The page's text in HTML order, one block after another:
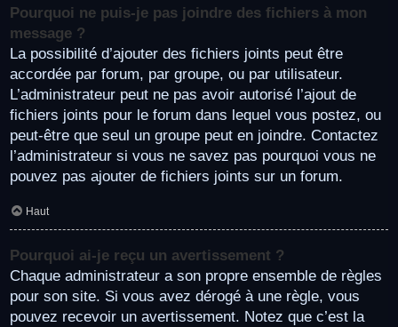
Pourquoi ne puis-je pas joindre des fichiers à mon
message ?
La possibilité d’ajouter des fichiers joints peut être
accordée par forum, par groupe, ou par utilisateur.
L’administrateur peut ne pas avoir autorisé l’ajout de
fichiers joints pour le forum dans lequel vous postez, ou
peut-être que seul un groupe peut en joindre. Contactez
l’administrateur si vous ne savez pas pourquoi vous ne
pouvez pas ajouter de fichiers joints sur un forum.
Haut
Pourquoi ai-je reçu un avertissement ?
Chaque administrateur a son propre ensemble de règles
pour son site. Si vous avez dérogé à une règle, vous
pouvez recevoir un avertissement. Notez que c’est la